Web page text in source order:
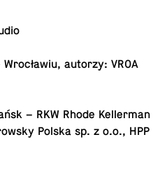
autorzy: VROA
– RKW Rhode Kel­ler­man
Polska sp. z o.o., HPP